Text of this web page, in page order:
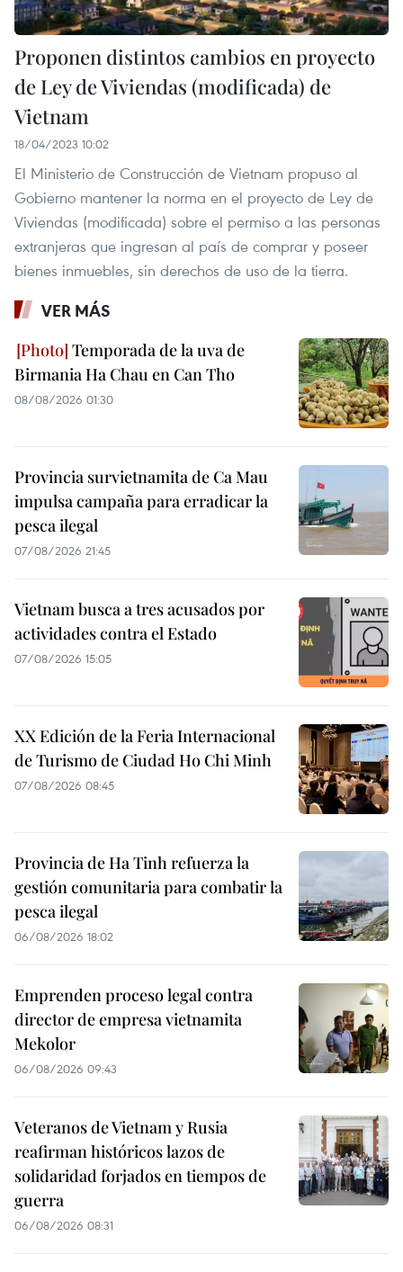
Proponen distintos cambios en proyecto
de Ley de Viviendas (modificada) de
Vietnam
18/04/2023 10:02
El Ministerio de Construcción de Vietnam propuso al
Gobierno mantener la norma en el proyecto de Ley de
Viviendas (modificada) sobre el permiso a las personas
extranjeras que ingresan al país de comprar y poseer
bienes inmuebles, sin derechos de uso de la tierra.
VER MÁS
Temporada de la uva de
Birmania Ha Chau en Can Tho
08/08/2026 01:30
Provincia survietnamita de Ca Mau
impulsa campaña para erradicar la
pesca ilegal
07/08/2026 21:45
Vietnam busca a tres acusados por
actividades contra el Estado
07/08/2026 15:05
XX Edición de la Feria Internacional
de Turismo de Ciudad Ho Chi Minh
07/08/2026 08:45
Provincia de Ha Tinh refuerza la
gestión comunitaria para combatir la
pesca ilegal
06/08/2026 18:02
Emprenden proceso legal contra
director de empresa vietnamita
Mekolor
06/08/2026 09:43
Veteranos de Vietnam y Rusia
reafirman históricos lazos de
solidaridad forjados en tiempos de
guerra
06/08/2026 08:31